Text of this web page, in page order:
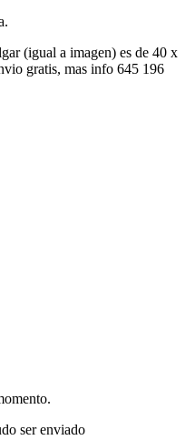
(igual a imagen) es de 40 x
gratis, mas info 645 196
ser enviado